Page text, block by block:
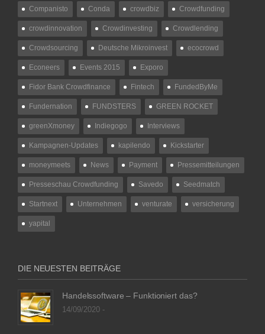
Companisto Conda crowdbiz Crowdfunding
crowdinnovation Crowdinvesting Crowdlending
Crowdsourcing Deutsche Mikroinvest ecocrowd
Econeers Events 2015 Exporo
Fidor Bank Crowdfinance Fintech FundedByMe
Fundernation FUNDSTERS GREEN ROCKET
greenXmoney Indiegogo Interviews
Kampagnen-Updates kapilendo Kickstarter
moneymeets News Payment Pressemitteilungen
Presseschau Crowdfunding Savedo Seedmatch
Startnext Unternehmen venturate versicherung
yapital
DIE NEUESTEN BEITRÄGE
Handelssoftware – Funktioniert das?
14/09/2020 -